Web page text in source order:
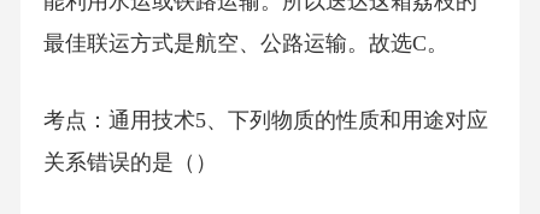
最佳联运方式是航空、公路运输。故选C。
考点：通用技术5、下列物质的性质和用途对应
关系错误的是（）